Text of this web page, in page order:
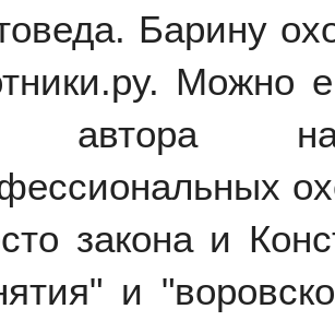
Барину
Можно
авторана
закона и
и